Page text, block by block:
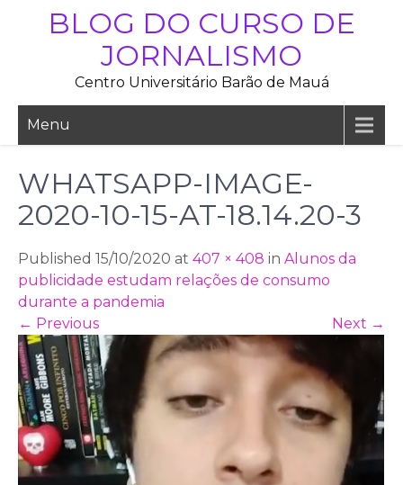
BLOG DO CURSO DE
JORNALISMO
Centro Universitário Barão de Mauá
Menu
WHATSAPP-IMAGE-
2020-10-15-AT-18.14.20-3
Published 15/10/2020 at 407 × 408 in Alunos da
publicidade estudam relações de consumo
durante a pandemia
← Previous Next →